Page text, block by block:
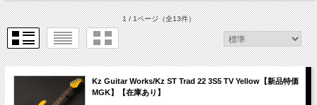
1 / 1ページ（全13件）
Kz Guitar Works/Kz ST Trad 22 3S5 TV Yellow【新品特価
MGK】【在庫あり】